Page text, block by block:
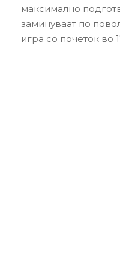
максимално
заминуваат по
игра со почеток во